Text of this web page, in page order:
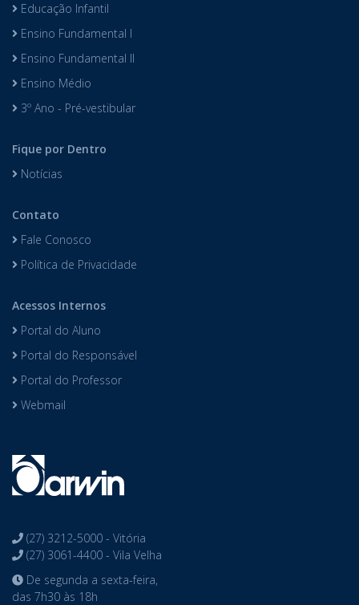
Educação Infantil
Ensino Fundamental I
Ensino Fundamental II
Ensino Médio
3º Ano - Pré-vestibular
Fique por Dentro
Notícias
Contato
Fale Conosco
Política de Privacidade
Acessos Internos
Portal do Aluno
Portal do Responsável
Portal do Professor
Webmail
(27) 3212-5000 - Vitória
(27) 3061-4400 - Vila Velha
De segunda a sexta-feira,
das 7h30 às 18h